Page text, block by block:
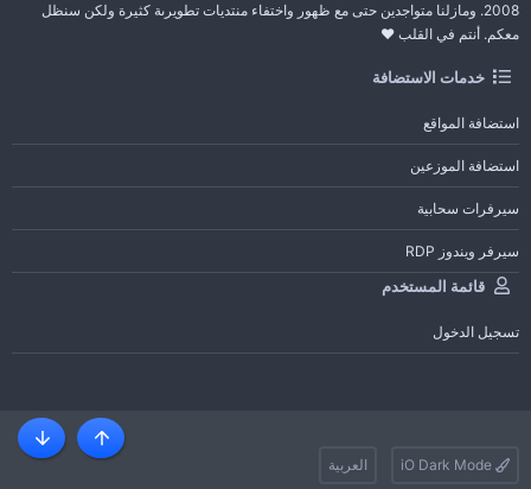
2008. ومازلنا متواجدين حتى مع ظهور واختفاء منتديات تطويرىة كثيرة ولكن سنظل
معكم. أنتم في القلب ❤️
خدمات الاستضافة
استضافة المواقع
استضافة الموزعين
سيرفرات سحابية
سيرفر ويندوز RDP
قائمة المستخدم
تسجيل الدخول
العربية
أعلى أسفل